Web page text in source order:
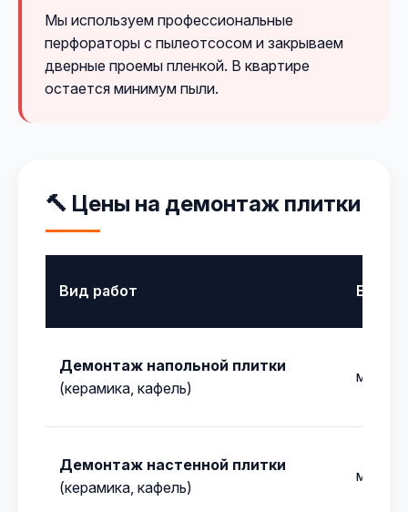
Мы используем профессиональные
перфораторы с пылеотсосом и закрываем
дверные проемы пленкой. В квартире
остается минимум пыли.
🔨 Цены на демонтаж плитки
Вид работ
Демонтаж напольной плитки
(керамика, кафель)
м²
Демонтаж настенной плитки
(керамика, кафель)
м²